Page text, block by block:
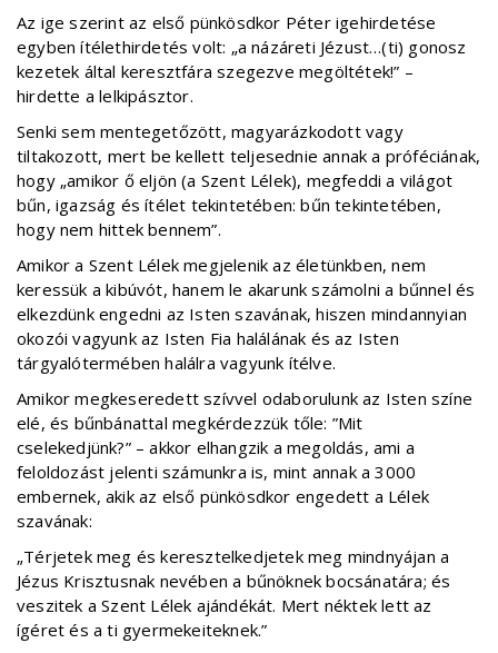
Az ige szerint az első pünkösdkor Péter igehirdetése
egyben ítélethirdetés volt: „a názáreti Jézust…(ti) gonosz
kezetek által keresztfára szegezve megöltétek!” –
hirdette a lelkipásztor.
Senki sem mentegetőzött, magyarázkodott vagy
tiltakozott, mert be kellett teljesednie annak a próféciának,
hogy „amikor ő eljön (a Szent Lélek), megfeddi a világot
bűn, igazság és ítélet tekintetében: bűn tekintetében,
hogy nem hittek bennem”.
Amikor a Szent Lélek megjelenik az életünkben, nem
keressük a kibúvót, hanem le akarunk számolni a bűnnel és
elkezdünk engedni az Isten szavának, hiszen mindannyian
okozói vagyunk az Isten Fia halálának és az Isten
tárgyalótermében halálra vagyunk ítélve.
Amikor megkeseredett szívvel odaborulunk az Isten színe
elé, és bűnbánattal megkérdezzük tőle: ”Mit
cselekedjünk?” – akkor elhangzik a megoldás, ami a
feloldozást jelenti számunkra is, mint annak a 3000
embernek, akik az első pünkösdkor engedett a Lélek
szavának:
„Térjetek meg és keresztelkedjetek meg mindnyájan a
Jézus Krisztusnak nevében a bűnöknek bocsánatára; és
veszitek a Szent Lélek ajándékát. Mert néktek lett az
ígéret és a ti gyermekeiteknek.”